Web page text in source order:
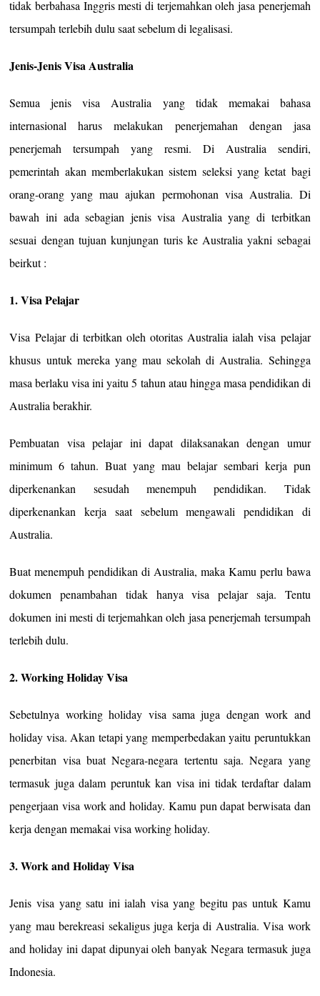
tidak berbahasa Inggris mesti di terjemahkan oleh jasa penerjemah
tersumpah terlebih dulu saat sebelum di legalisasi.
Jenis-Jenis Visa Australia
Semua jenis visa Australia yang tidak memakai bahasa
internasional harus melakukan penerjemahan dengan jasa
penerjemah tersumpah yang resmi. Di Australia sendiri,
pemerintah akan memberlakukan sistem seleksi yang ketat bagi
orang-orang yang mau ajukan permohonan visa Australia. Di
bawah ini ada sebagian jenis visa Australia yang di terbitkan
sesuai dengan tujuan kunjungan turis ke Australia yakni sebagai
beirkut :
1. Visa Pelajar
Visa Pelajar di terbitkan oleh otoritas Australia ialah visa pelajar
khusus untuk mereka yang mau sekolah di Australia. Sehingga
masa berlaku visa ini yaitu 5 tahun atau hingga masa pendidikan di
Australia berakhir.
Pembuatan visa pelajar ini dapat dilaksanakan dengan umur
minimum 6 tahun. Buat yang mau belajar sembari kerja pun
diperkenankan sesudah menempuh pendidikan. Tidak
diperkenankan kerja saat sebelum mengawali pendidikan di
Australia.
Buat menempuh pendidikan di Australia, maka Kamu perlu bawa
dokumen penambahan tidak hanya visa pelajar saja. Tentu
dokumen ini mesti di terjemahkan oleh jasa penerjemah tersumpah
terlebih dulu.
2. Working Holiday Visa
Sebetulnya working holiday visa sama juga dengan work and
holiday visa. Akan tetapi yang memperbedakan yaitu peruntukkan
penerbitan visa buat Negara-negara tertentu saja. Negara yang
termasuk juga dalam peruntuk kan visa ini tidak terdaftar dalam
pengerjaan visa work and holiday. Kamu pun dapat berwisata dan
kerja dengan memakai visa working holiday.
3. Work and Holiday Visa
Jenis visa yang satu ini ialah visa yang begitu pas untuk Kamu
yang mau berekreasi sekaligus juga kerja di Australia. Visa work
and holiday ini dapat dipunyai oleh banyak Negara termasuk juga
Indonesia.